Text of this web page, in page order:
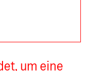
um eine